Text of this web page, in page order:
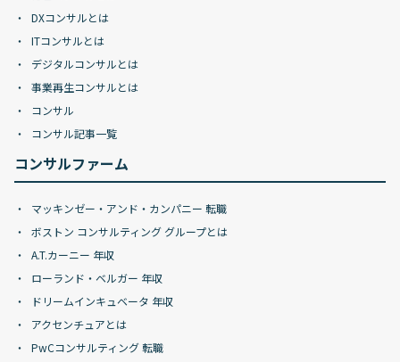
DXコンサルとは
ITコンサルとは
デジタルコンサルとは
事業再生コンサルとは
コンサル
コンサル記事一覧
コンサルファーム
マッキンゼー・アンド・カンパニー 転職
ボストン コンサルティング グループとは
A.T.カーニー 年収
ローランド・ベルガー 年収
ドリームインキュベータ 年収
アクセンチュアとは
PwCコンサルティング 転職